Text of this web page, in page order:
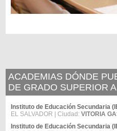
ACADEMIAS DÓNDE
DE GRADO SUPERIOR
Instituto de Educación Secundaria
EL SALVADOR | Ciudad: VITORIA
Instituto de Educación Secundaria